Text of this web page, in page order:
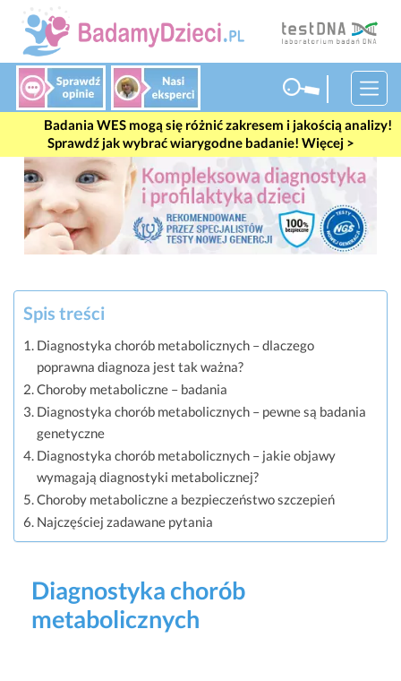
Badania WES mogą się różnić zakresem i jakością analizy!
Sprawdź jak wybrać wiarygodne badanie! Więcej >
Diagnostyka chorób
metabolicznych
Spis treści
Diagnostyka chorób metabolicznych – dlaczego
poprawna diagnoza jest tak ważna?
Choroby metaboliczne – badania
Diagnostyka chorób metabolicznych – pewne są badania
genetyczne
Diagnostyka chorób metabolicznych – jakie objawy
wymagają diagnostyki metabolicznej?
Choroby metaboliczne a bezpieczeństwo szczepień
Najczęściej zadawane pytania